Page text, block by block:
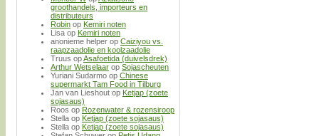
groothandels, importeurs en
distributeurs
Robin op Kemiri noten
Lisa op Kemiri noten
anonieme helper op Caiziyou vs.
raapzaadolie en koolzaadolie
Truus opAsafoetida (duivelsdrek)
Arthur Wetselaar op Sojascheuten
Yuriani Sudarmo op Chinese
supermarkt Tam Food in Tilburg
Jan van Lieshout op Ketjap (zoete
sojasaus)
Roos op Rozenwater & rozensiroop
Stella op Ketjap (zoete sojasaus)
Stella op Ketjap (zoete sojasaus)